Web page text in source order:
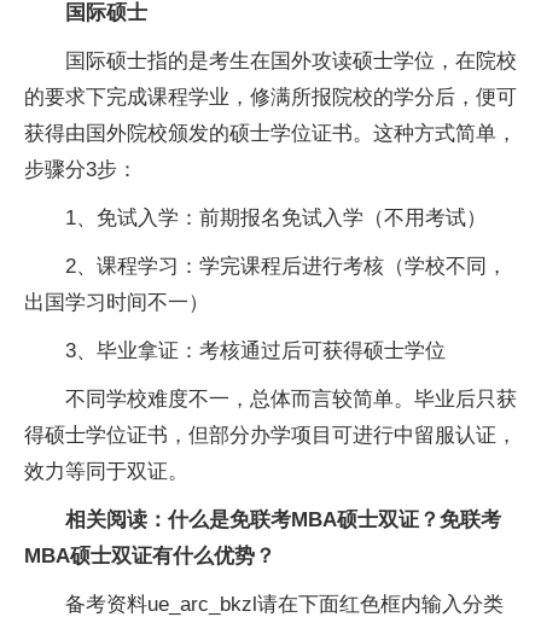
国际硕士
国际硕士指的是考生在国外攻读硕士学位，在院校
的要求下完成课程学业，修满所报院校的学分后，便可
获得由国外院校颁发的硕士学位证书。这种方式简单，
步骤分3步：
1、免试入学：前期报名免试入学（不用考试）
2、课程学习：学完课程后进行考核（学校不同，
出国学习时间不一）
3、毕业拿证：考核通过后可获得硕士学位
不同学校难度不一，总体而言较简单。毕业后只获
得硕士学位证书，但部分办学项目可进行中留服认证，
效力等同于双证。
相关阅读： 什么是免联考MBA硕士双证？免联考
MBA硕士双证有什么优势？
备考资料ue_arc_bkzl请在下面红色框内输入分类